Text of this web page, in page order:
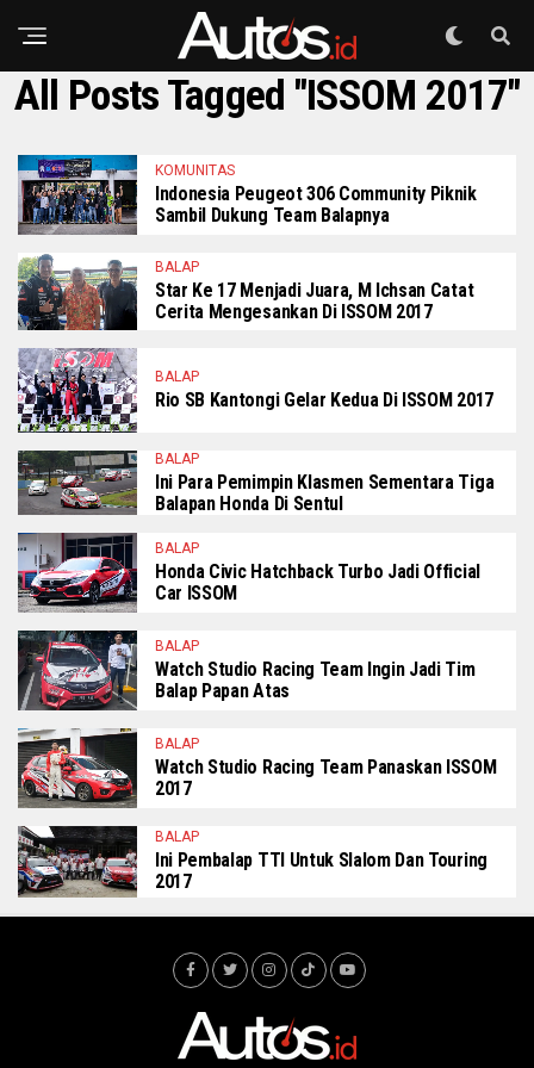
All Posts Tagged "ISSOM 2017"
KOMUNITAS
Indonesia Peugeot 306 Community Piknik
Sambil Dukung Team Balapnya
BALAP
Star Ke 17 Menjadi Juara, M Ichsan Catat
Cerita Mengesankan Di ISSOM 2017
BALAP
Rio SB Kantongi Gelar Kedua Di ISSOM 2017
BALAP
Ini Para Pemimpin Klasmen Sementara Tiga
Balapan Honda Di Sentul
BALAP
Honda Civic Hatchback Turbo Jadi Official
Car ISSOM
BALAP
Watch Studio Racing Team Ingin Jadi Tim
Balap Papan Atas
BALAP
Watch Studio Racing Team Panaskan ISSOM
2017
BALAP
Ini Pembalap TTI Untuk Slalom Dan Touring
2017